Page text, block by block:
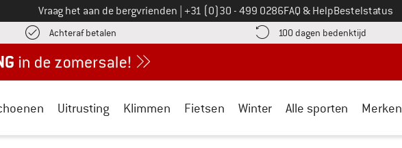
Vraag het aan de bergvrienden Bel ons op
+31 (0)30 - 499 0286FAQ & HelpBestelstatus
Achteraf betalen vind de betalingsinformatie hier! Opent in een infovak
100 dagen bedenktijd
Uitrusting Klimmen Fietsen Winter Alle sporten Merken